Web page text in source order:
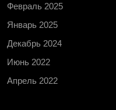
Февраль 2025
Январь 2025
Декабрь 2024
Июнь 2022
Апрель 2022